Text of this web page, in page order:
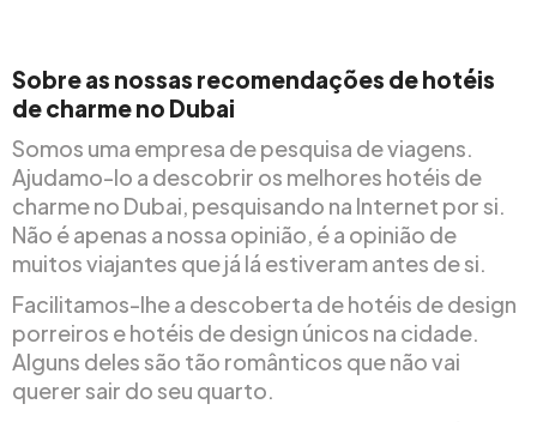
Sobre as nossas recomendações de hotéis
de charme no Dubai
Somos uma empresa de pesquisa de viagens.
Ajudamo-lo a descobrir os melhores hotéis de
charme no Dubai, pesquisando na Internet por si.
Não é apenas a nossa opinião, é a opinião de
muitos viajantes que já lá estiveram antes de si.
Facilitamos-lhe a descoberta de hotéis de design
porreiros e hotéis de design únicos na cidade.
Alguns deles são tão românticos que não vai
querer sair do seu quarto.